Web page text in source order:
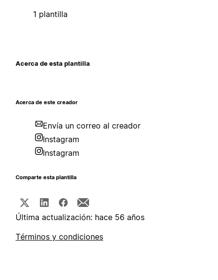
1 plantilla
Acerca de esta plantilla
Acerca de este creador
Envía un correo al creador
Instagram
Instagram
Comparte esta plantilla
Última actualización: hace 56 años
Términos y condiciones